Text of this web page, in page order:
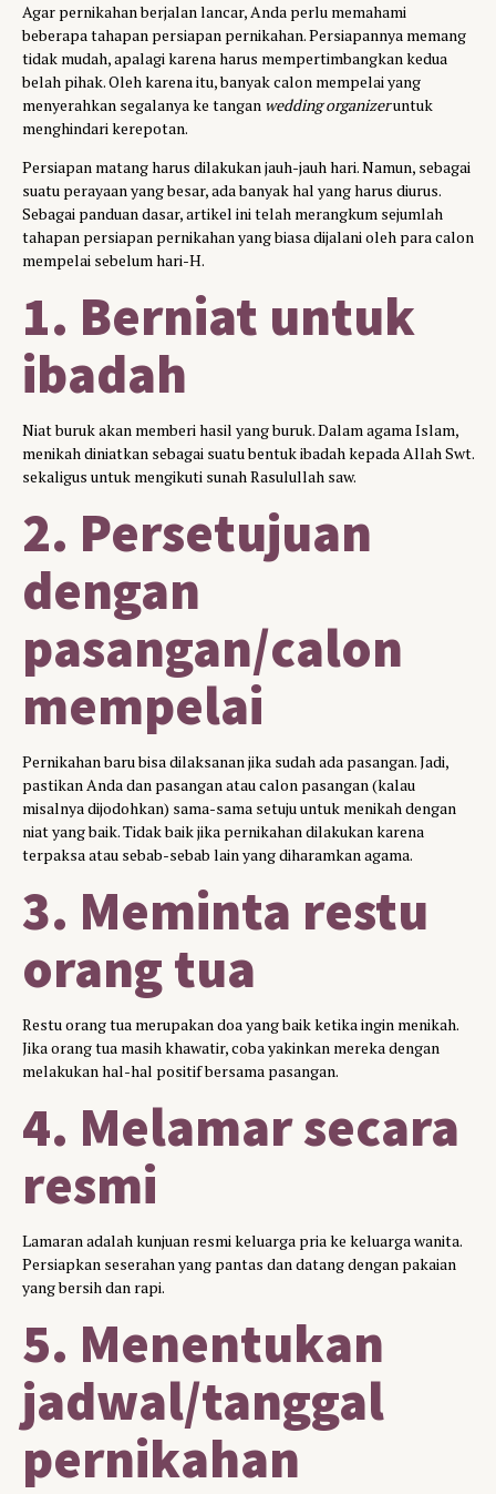
Agar pernikahan berjalan lancar, Anda perlu memahami
beberapa tahapan persiapan pernikahan. Persiapannya memang
tidak mudah, apalagi karena harus mempertimbangkan kedua
belah pihak. Oleh karena itu, banyak calon mempelai yang
menyerahkan segalanya ke tangan wedding organizeruntuk
menghindari kerepotan.
Persiapan matang harus dilakukan jauh-jauh hari. Namun, sebagai
suatu perayaan yang besar, ada banyak hal yang harus diurus.
Sebagai panduan dasar, artikel ini telah merangkum sejumlah
tahapan persiapan pernikahan yang biasa dijalani oleh para calon
mempelai sebelum hari-H.
1. Berniat untuk
ibadah
Niat buruk akan memberi hasil yang buruk. Dalam agama Islam,
menikah diniatkan sebagai suatu bentuk ibadah kepada Allah Swt.
sekaligus untuk mengikuti sunah Rasulullah saw.
2. Persetujuan
dengan
pasangan/calon
mempelai
Pernikahan baru bisa dilaksanan jika sudah ada pasangan. Jadi,
pastikan Anda dan pasangan atau calon pasangan (kalau
misalnya dijodohkan) sama-sama setuju untuk menikah dengan
niat yang baik. Tidak baik jika pernikahan dilakukan karena
terpaksa atau sebab-sebab lain yang diharamkan agama.
3. Meminta restu
orang tua
Restu orang tua merupakan doa yang baik ketika ingin menikah.
Jika orang tua masih khawatir, coba yakinkan mereka dengan
melakukan hal-hal positif bersama pasangan.
4. Melamar secara
resmi
Lamaran adalah kunjuan resmi keluarga pria ke keluarga wanita.
Persiapkan seserahan yang pantas dan datang dengan pakaian
yang bersih dan rapi.
5. Menentukan
jadwal/tanggal
pernikahan